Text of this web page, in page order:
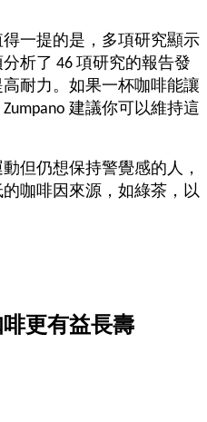
一提的是，多項研究顯示
析了 46 項研究的報告發
耐力。如果一杯咖啡能讓
建議你可以維持這
但仍想保持警覺感的人，
的咖啡因來源，如綠茶，以
更有益長壽